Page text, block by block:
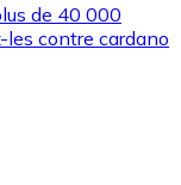
de 40 000
contre cardano